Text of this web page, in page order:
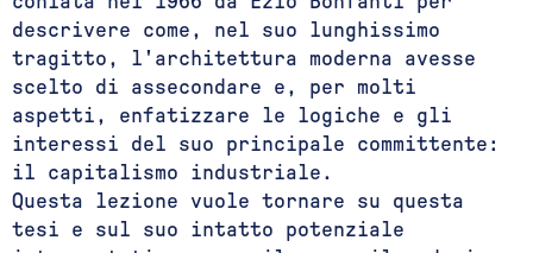
descrivere come, nel suo lunghissimo
tragitto, l'architettura moderna avesse
scelto di assecondare e, per molti
aspetti, enfatizzare le logiche e gli
interessi del suo principale committente:
il capitalismo industriale.
Questa lezione vuole tornare su questa
tesi e sul suo intatto potenziale